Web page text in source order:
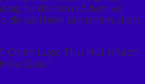
từ đó hiểu rõ hơn về
để cải thiện sản phẩm, dịch